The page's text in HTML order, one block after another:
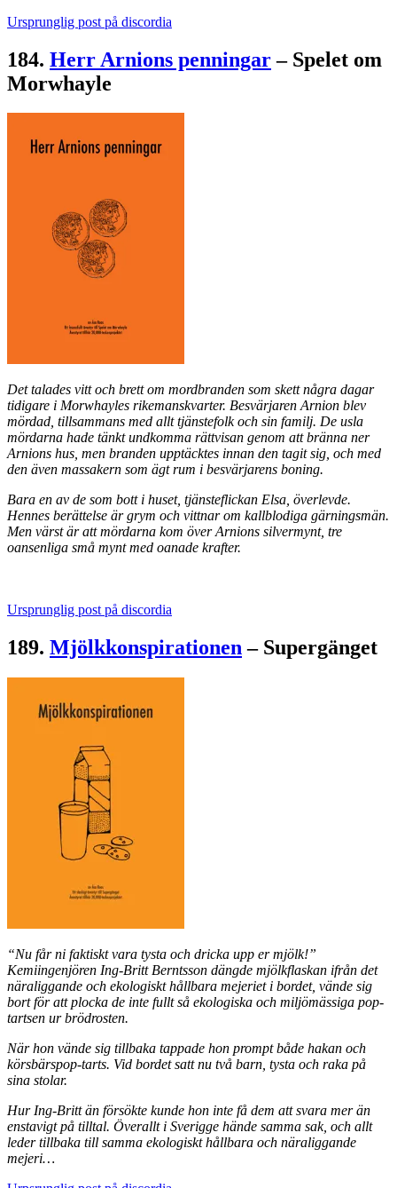
Ursprunglig post på discordia
184. Herr Arnions penningar– Spelet om
Morwhayle
Det talades vitt och brett om mordbranden som skett några dagar
tidigare i Morwhayles rikemanskvarter. Besvärjaren Arnion blev
mördad, tillsammans med allt tjänstefolk och sin familj. De usla
mördarna hade tänkt undkomma rättvisan genom att bränna ner
Arnions hus, men branden upptäcktes innan den tagit sig, och med
den även massakern som ägt rum i besvärjarens boning.
Bara en av de som bott i huset, tjänsteflickan Elsa, överlevde.
Hennes berättelse är grym och vittnar om kallblodiga gärningsmän.
Men värst är att mördarna kom över Arnions silvermynt, tre
oansenliga små mynt med oanade krafter.
Ursprunglig post på discordia
189. Mjölkkonspirationen– Supergänget
“Nu får ni faktiskt vara tysta och dricka upp er mjölk!”
Kemiingenjören Ing-Britt Berntsson dängde mjölkflaskan ifrån det
näraliggande och ekologiskt hållbara mejeriet i bordet, vände sig
bort för att plocka de inte fullt så ekologiska och miljömässiga pop-
tartsen ur brödrosten.
När hon vände sig tillbaka tappade hon prompt både hakan och
körsbärspop-tarts. Vid bordet satt nu två barn, tysta och raka på
sina stolar.
Hur Ing-Britt än försökte kunde hon inte få dem att svara mer än
enstavigt på tilltal. Överallt i Sverigge hände samma sak, och allt
leder tillbaka till samma ekologiskt hållbara och näraliggande
mejeri…